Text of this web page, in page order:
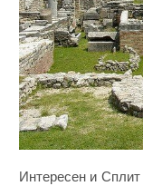
Интересен и Сплит